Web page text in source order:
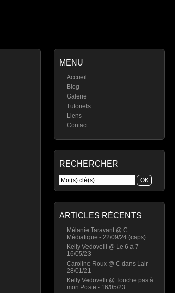
MENU
Accueil
Blog
Galerie
Tutoriels
Liens
Contact
RECHERCHER
ARTICLES RÉCENTS
Mélanie Taravant @ C
Médiatique - 22/09/24 (caps)
Kelly Vedovelli @ Le 6 à 7 -
16/05/23
Caroline Roux @ C dans Lair -
28/01/21
Kelly Vedovelli @ Touche pas à
mon Poste - 16/05/23